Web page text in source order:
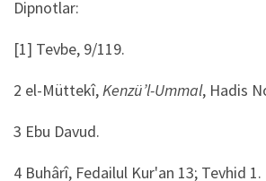
Dipnotlar:
[1] Tevbe, 9/119.
2 el-Müttekî,Kenzü’l-Ummal, Hadis
3 Ebu Davud.
4 Buhârî, Fedailul Kur'an 13; Tevhid 1.